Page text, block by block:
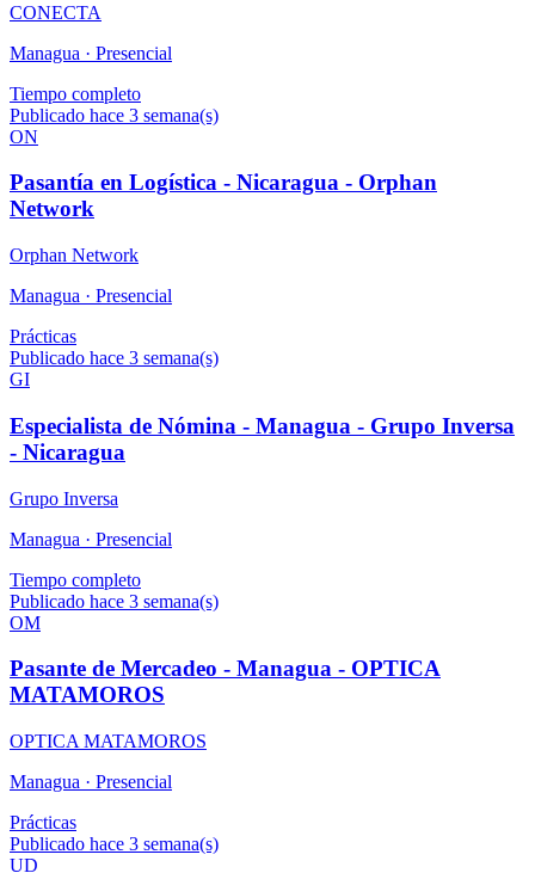
CONECTA
Managua · Presencial
Tiempo completo
Publicado hace 3 semana(s)
ON
Pasantía en Logística - Nicaragua - Orphan
Network
Orphan Network
Managua · Presencial
Prácticas
Publicado hace 3 semana(s)
GI
Especialista de Nómina - Managua - Grupo Inversa
- Nicaragua
Grupo Inversa
Managua · Presencial
Tiempo completo
Publicado hace 3 semana(s)
OM
Pasante de Mercadeo - Managua - OPTICA
MATAMOROS
OPTICA MATAMOROS
Managua · Presencial
Prácticas
Publicado hace 3 semana(s)
UD